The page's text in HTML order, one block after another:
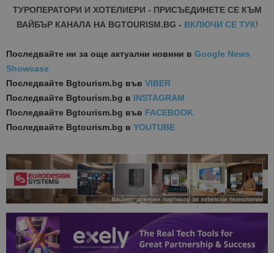
ТУРОПЕРАТОРИ И ХОТЕЛИЕРИ - ПРИСЪЕДИНЕТЕ СЕ КЪМ
ВАЙБЪР КАНАЛА НА BGTOURISM.BG - ВКЛЮЧИ СЕ ТУК!
Последвайте ни за още актуални новини в Google News
Showcase
Последвайте Bgtourism.bg във VIBER
Последвайте Bgtourism.bg в INSTAGRAM
Последвайте Bgtourism.bg във FACEBOOK
Последвайте Bgtourism.bg в YOUTUBE